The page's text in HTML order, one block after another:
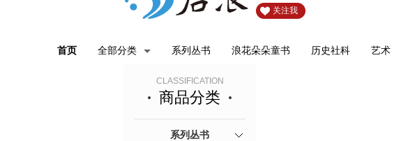
关注我
首页 全部分类 系列丛书 浪花朵朵童书 历史社科 艺术
CLASSIFICATION
商品分类
系列丛书